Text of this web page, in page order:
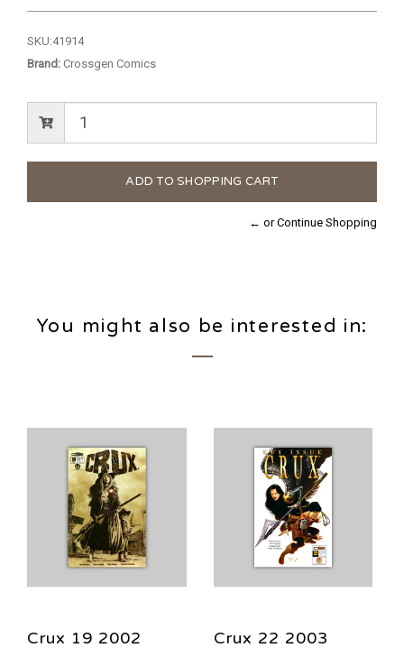
SKU:41914
Brand: Crossgen Comics
← or Continue Shopping
You might also be interested in:
Crux 19 2002
Crux 22 2003